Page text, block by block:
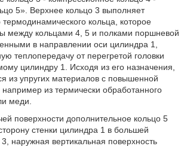
5». Верхнее кольцо 3 выполняет
кольца, которое
между кольцами 4, 5 и полками поршневой
в направлении оси цилиндра 1,
теплопередачу от перегретой головки
цилиндру 1. Исходя из его назначения,
из упругих материалов с повышенной
из термически обработанного
меди.
поверхности дополнительное кольцо 5
стенки цилиндра 1 в большей
наружная вертикальная поверхность